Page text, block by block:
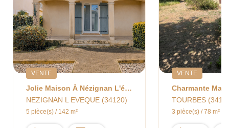
VENTE
Jolie Maison À Nézignan L'évêque
NEZIGNAN L EVEQUE (34120)
5 pièce(s) / 142 m²
VENTE
TOURBES
3 pièce(s) / 78 m²